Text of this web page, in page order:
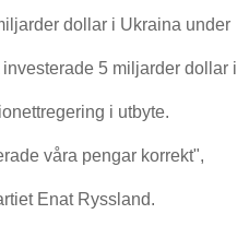
dollar i Ukraina under
5 miljarder dollar i
i utbyte.
våra pengar korrekt",
Enat Ryssland.